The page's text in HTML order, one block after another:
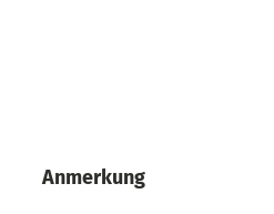
Anmerkung